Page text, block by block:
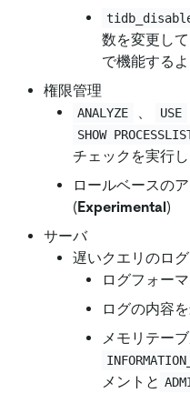
数を変更し
で機能するよ
権限管理
ANALYZE 、 USE
SHOW
チェックを実行し
ロールベースの
(Experimental)
サーバ
遅いクエリのロ
ログフォー
ログの内容
メモリテー
メントと